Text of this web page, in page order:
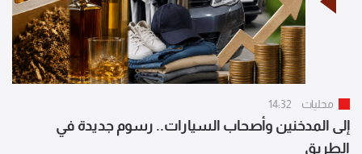
محليات 14:32
إلى المدخنين وأصحاب السيارات.. رسوم جديدة في
الطريق